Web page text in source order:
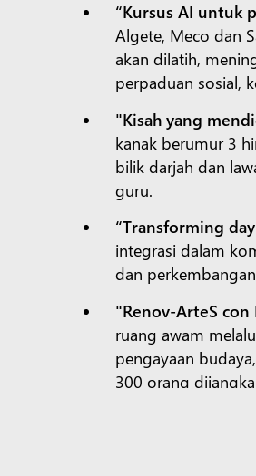
“Kursus AI untuk
Algete, Meco dan
akan dilatih,
perpaduan sosial,
"Kisah yang
kanak berumur 3
bilik darjah dan
guru.
“Transforming
integrasi dalam
dan
"Renov-ArteS
ruang awam
pengayaan
300 orang